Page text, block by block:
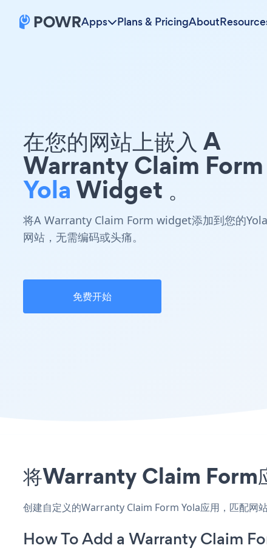
Apps Plans & PricingAbout
在您的网站上嵌入 A
Warranty Claim Form
YolaWidget 。
将A Warranty Claim Form widget添加到您的Yola
网站，无需编码或头痛。
免费开始
将Warranty Claim Form
创建自定义的Warranty Claim Form Yola应用，匹配网
How To Add a Warranty Claim